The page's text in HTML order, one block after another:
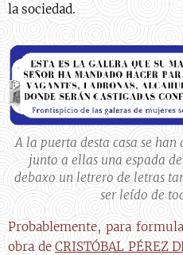
la sociedad.
A la puerta desta casa se
junto a ellas una espada
debaxo un letrero de letras
ser leído de
Probablemente, para
obra de CRISTÓBAL PÉREZ